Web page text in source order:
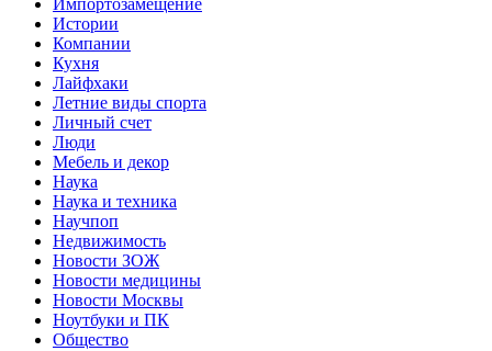
Истории
Компании
Кухня
Лайфхаки
Летние виды спорта
Личный счет
Люди
Мебель и декор
Наука
Наука и техника
Научпоп
Недвижимость
Новости ЗОЖ
Новости медицины
Новости Москвы
Ноутбуки и ПК
Общество